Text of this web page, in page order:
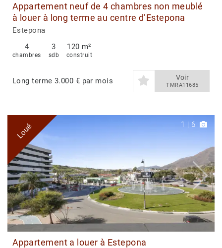
Appartement neuf de 4 chambres non meublé
à louer à long terme au centre d’Estepona
Estepona
4
chambres
3
sdb
120 m²
construit
Long terme 3.000 € par mois Voir
TMRA11685
Loué 1 | 6
Appartement a louer à Estepona